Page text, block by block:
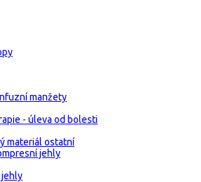
manžety
- úleva od bolesti
materiál ostatní
jehly
jehly